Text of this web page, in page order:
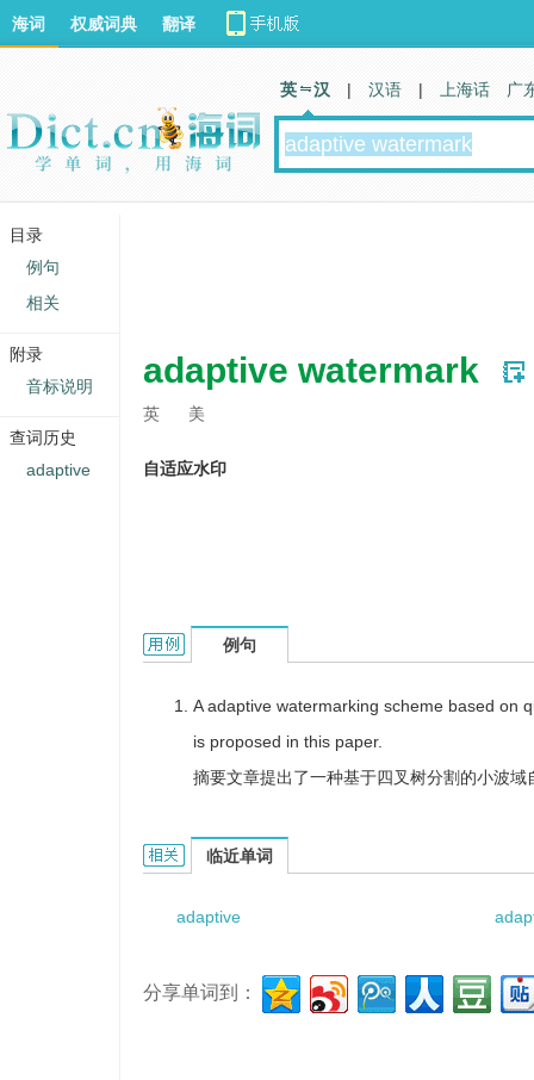
adaptive watermark
英 美
自适应水印
adaptive watermark的用法和样例：
例句
A adaptive watermarking scheme based on
is proposed in this paper.
摘要文章提出了一种基于四叉树分割的小波域
adaptive watermark的相关资料：
临近单词
adaptive
分享单词到：
海词 权威词典 翻译
英 汉 | 汉语 | 上海话 广
目录
例句
相关
附录
音标说明
查词历史
adaptive